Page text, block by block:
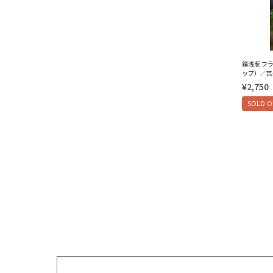
錆浅葱 フ
ップ）／
¥2,750
SOLD